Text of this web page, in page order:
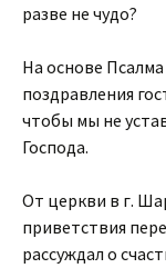
разве не чудо?
На основе
поздравления
чтобы мы не
Господа.
От церкви в г.
приветствия
рассуждал о